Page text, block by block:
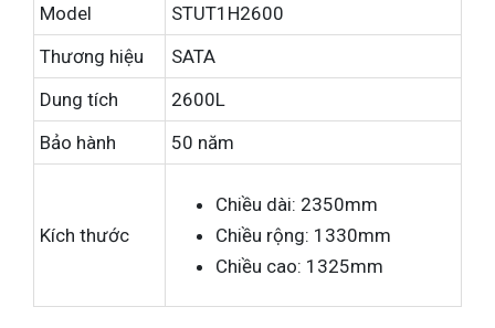
Model
STUT1H2600
Thương hiệu
SATA
Dung tích
2600L
Bảo hành
50 năm
Kích thước
Chiều dài: 2350mm
Chiều rộng: 1330mm
Chiều cao: 1325mm